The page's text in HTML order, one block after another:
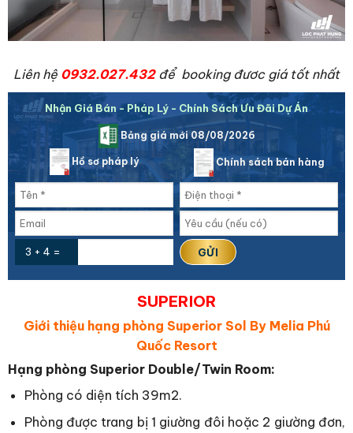
Liên hệ 0932.027.432 để booking đươc giá tốt nhất
Nhận Giá Bán - Pháp Lý - Chính Sách Ưu Đãi Dự Án
Bảng giá mới 08/08/2026
Hồ sơ pháp lý Chính sách bán hàng
3 + 4 =
SUPERIOR
Giới thiệu hạng phòng Superior Sol By Melia Phú
Quốc Resort
Hạng phòng Superior Double/Twin Room:
Phòng có diện tích 39m2.
Phòng được trang bị 1 giường đôi hoặc 2 giường đơn,